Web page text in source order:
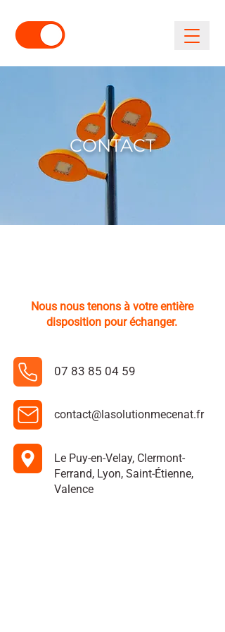
CONTACT
Nous nous tenons à votre entière
disposition pour échanger.
07 83 85 04 59
contact@lasolutionmecenat.fr
Le Puy-en-Velay, Clermont-
Ferrand, Lyon, Saint-Étienne,
Valence